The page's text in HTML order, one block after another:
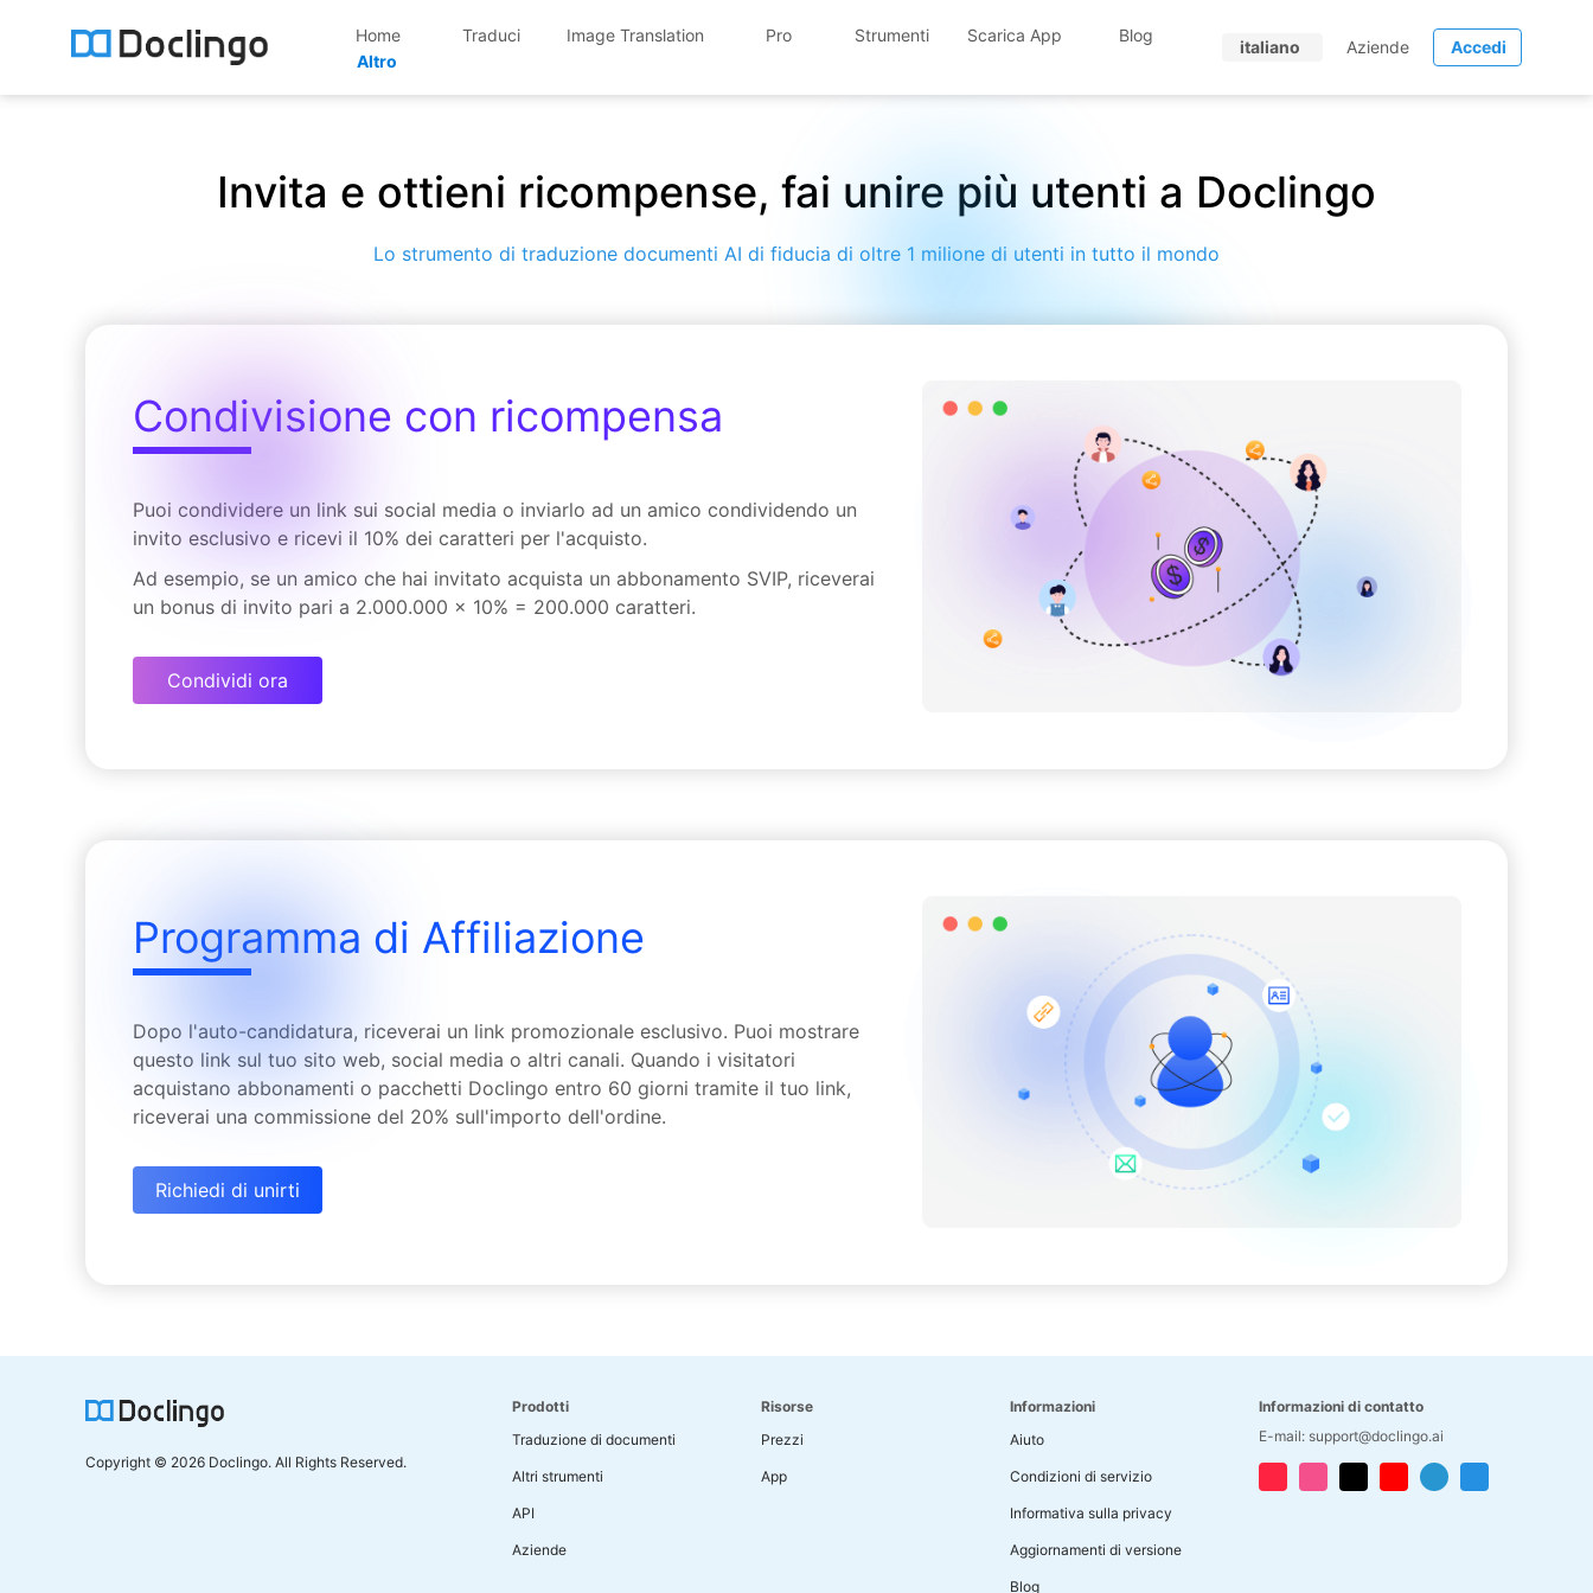
Home Traduci Image Translation Pro Strumenti Scarica App
Blog
Altro
italiano Aziende Accedi
Invita e ottieni ricompense, fai unire più utenti a Doclingo
Lo strumento di traduzione documenti AI di fiducia di oltre 1 milione di utenti in tutto il mondo
Condivisione con ricompensa
Puoi condividere un link sui social media o inviarlo ad un amico condividendo un
invito esclusivo e ricevi il 10% dei caratteri per l'acquisto.
Ad esempio, se un amico che hai invitato acquista un abbonamento SVIP, riceverai
un bonus di invito pari a 2.000.000 x 10% = 200.000 caratteri.
Condividi ora
Programma di Affiliazione
Dopo l'auto-candidatura, riceverai un link promozionale esclusivo. Puoi mostrare
questo link sul tuo sito web, social media o altri canali. Quando i visitatori
acquistano abbonamenti o pacchetti Doclingo entro 60 giorni tramite il tuo link,
riceverai una commissione del 20% sull'importo dell'ordine.
Richiedi di unirti
Copyright © 2026 Doclingo. All Rights Reserved.
Prodotti
Traduzione di documenti
Altri strumenti
API
Aziende
Risorse
Prezzi
App
Informazioni
Aiuto
Condizioni di servizio
Informativa sulla privacy
Aggiornamenti di versione
Blog
Informazioni di contatto
E-mail: support@doclingo.ai